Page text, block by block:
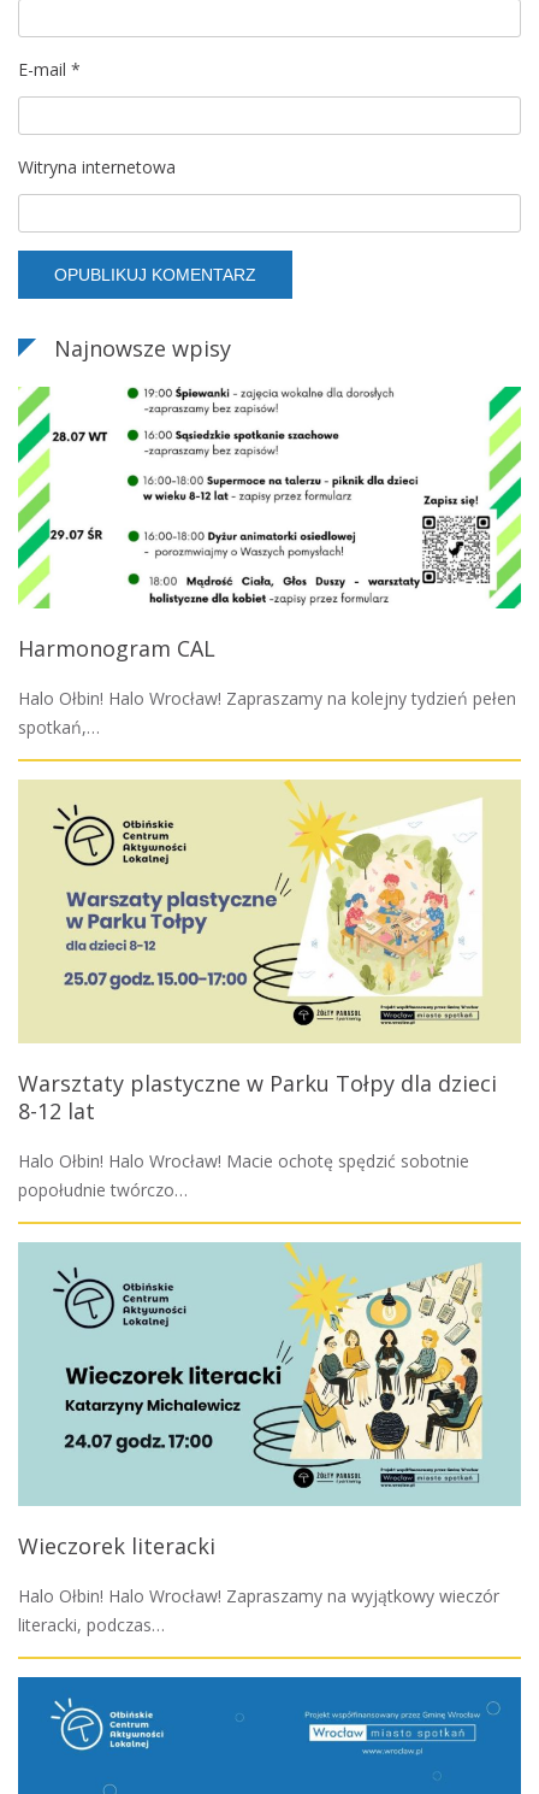
E-mail *
Witryna internetowa
Najnowsze wpisy
Harmonogram CAL
Halo Ołbin! Halo Wrocław! Zapraszamy na kolejny tydzień pełen
spotkań,…
Warsztaty plastyczne w Parku Tołpy dla dzieci
8-12 lat
Halo Ołbin! Halo Wrocław! Macie ochotę spędzić sobotnie
popołudnie twórczo…
Wieczorek literacki
Halo Ołbin! Halo Wrocław! Zapraszamy na wyjątkowy wieczór
literacki, podczas…